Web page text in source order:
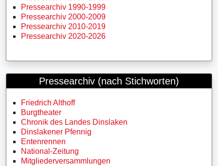
Pressearchiv 1990-1999
Pressearchiv 2000-2009
Pressearchiv 2010-2019
Pressearchiv 2020-2026
Pressearchiv (nach Stichworten)
Friedrich Althoff
Burgtheater
Chronik des Landes Dinslaken
Dinslakener Pfennig
Entenrennen
National-Zeitung
Mitgliederversammlungen